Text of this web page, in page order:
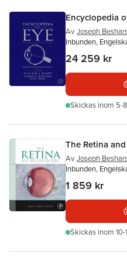
Encyclopedia
Av Joseph
Inbunden,
24 259 kr
Skickas inom 5-
The Retina
Av Joseph
Inbunden,
1 859 kr
Skickas inom